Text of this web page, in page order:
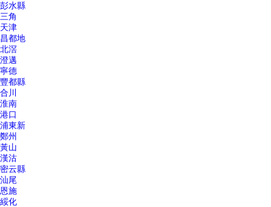
彭水縣
三角
天津
昌都地
北滘
澄邁
寧德
豐都縣
合川
淮南
港口
浦東新
鄭州
黃山
漢沽
密云縣
汕尾
恩施
綏化